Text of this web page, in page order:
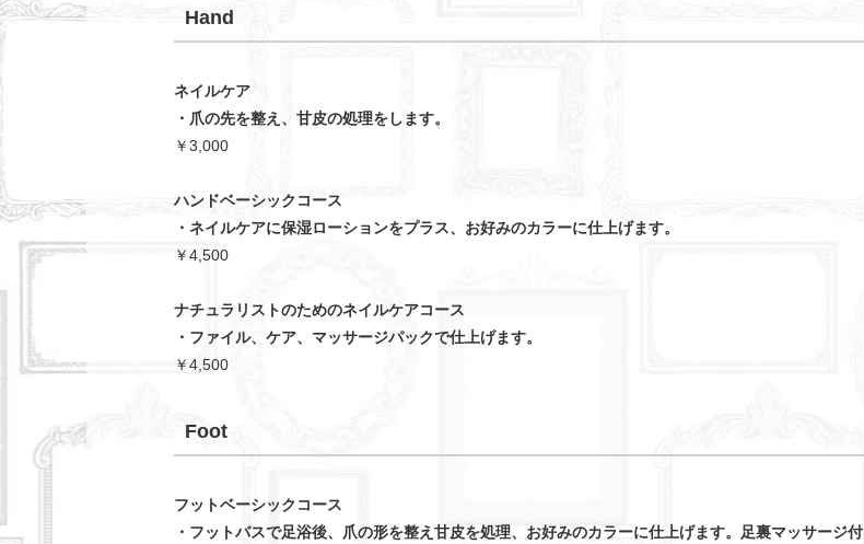
Hand
ネイルケア
・爪の先を整え、甘皮の処理をします。
￥3,000
ハンドベーシックコース
・ネイルケアに保湿ローションをプラス、お好みのカラーに仕上げます。
￥4,500
ナチュラリストのためのネイルケアコース
・ファイル、ケア、マッサージパックで仕上げます。
￥4,500
Foot
フットベーシックコース
・フットバスで足浴後、爪の形を整え甘皮を処理、お好みのカラーに仕上げます。足裏マッサージ付